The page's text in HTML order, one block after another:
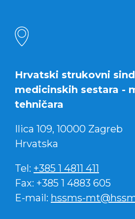
Hrvatski strukovni
medicinskih sestara -
tehničara
Ilica 109, 10000 Zagreb
Hrvatska
Tel: +385 1 4811 411
Fax: +385 1 4883 605
E-mail: hssms-